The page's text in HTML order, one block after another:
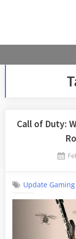
Call of Duty:
Update Gaming